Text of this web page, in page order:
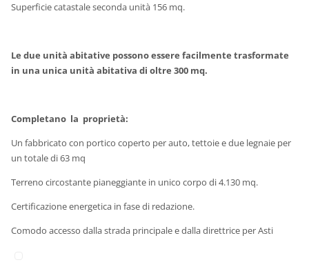
Superficie catastale seconda unità 156 mq.
Le due unità abitative possono essere facilmente trasformate
in una unica unità abitativa di oltre 300 mq.
Completano la proprietà:
Un fabbricato con portico coperto per auto, tettoie e due legnaie per
un totale di 63 mq
Terreno circostante pianeggiante in unico corpo di 4.130 mq.
Certificazione energetica in fase di redazione.
Comodo accesso dalla strada principale e dalla direttrice per Asti